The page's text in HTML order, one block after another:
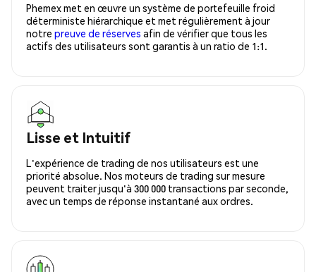
Phemex met en œuvre un système de portefeuille froid
déterministe hiérarchique et met régulièrement à jour
notre preuve de réserves afin de vérifier que tous les
actifs des utilisateurs sont garantis à un ratio de 1:1.
Lisse et Intuitif
L'expérience de trading de nos utilisateurs est une
priorité absolue. Nos moteurs de trading sur mesure
peuvent traiter jusqu'à 300 000 transactions par seconde,
avec un temps de réponse instantané aux ordres.